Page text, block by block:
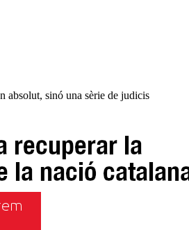
absolut, sinó una sèrie de judicis